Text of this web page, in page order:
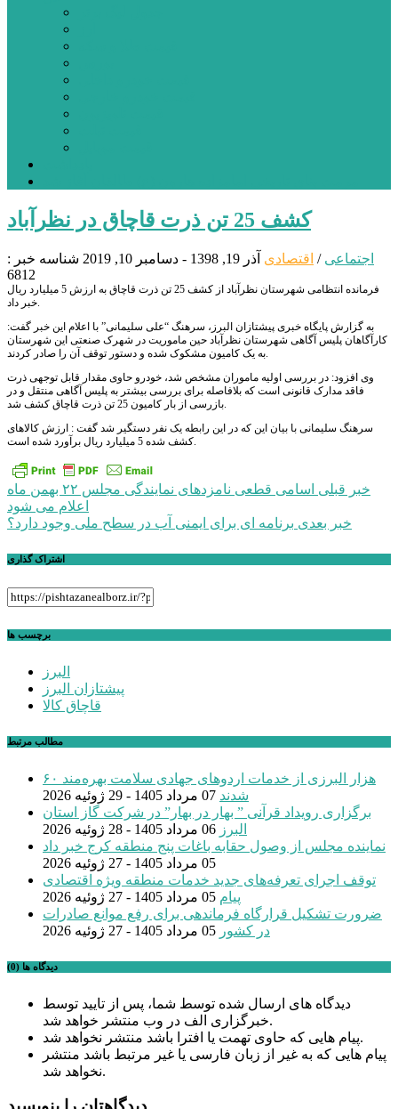
کشف 25 تن ذرت قاچاق در نظرآباد
اجتماعی / اقتصادی آذر 19, 1398 - دسامبر 10, 2019
شناسه خبر :
6812
فرمانده انتظامی شهرستان نظرآباد از کشف 25 تن ذرت قاچاق به ارزش 5 میلیارد ریال
خبر داد.
به گزارش پایگاه خبری پیشتازان البرز، سرهنگ “علی سلیمانی” با اعلام این خبر گفت:
کارآگاهان پلیس آگاهی شهرستان نظرآباد حین ماموریت در شهرک صنعتی این شهرستان
به یک کامیون مشکوک شده و دستور توقف آن را صادر کردند.
وی افزود: در بررسی اولیه ماموران مشخص شد، خودرو حاوی مقدار قابل توجهی ذرت
فاقد مدارک قانونی است که بلافاصله برای بررسی بیشتر به پلیس آگاهی منتقل و در
بازرسی از بار کامیون 25 تن ذرت قاچاق کشف شد.
سرهنگ سلیمانی با بیان این که در این رابطه یک نفر دستگیر شد گفت : ارزش کالاهای
کشف شده 5 میلیارد ریال برآورد شده است.
راهبری
نوشته
خبر قبلی
اسامی قطعی نامزدهای نمایندگی مجلس ۲۲ بهمن ماه
اعلام می شود
خبر بعدی برنامه ای برای ایمنی آب در سطح ملی وجود دارد؟
اشتراک گذاری
برچسب ها
البرز
پیشتازان البرز
قاچاق کالا
مطالب مرتبط
۶۰ هزار البرزی از خدمات اردوهای جهادی سلامت بهره‌مند
شدند 07 مرداد 1405 - 29 ژوئیه 2026
برگزاری رویداد قرآنی ” بهار در بهار” در شرکت گاز استان
البرز 06 مرداد 1405 - 28 ژوئیه 2026
نماینده مجلس از وصول حقابه باغات پنج منطقه کرج خبر داد
05 مرداد 1405 - 27 ژوئیه 2026
توقف اجرای تعرفه‌های جدید خدمات منطقه ویژه اقتصادی
پیام 05 مرداد 1405 - 27 ژوئیه 2026
ضرورت تشکیل قرارگاه فرماندهی برای رفع موانع صادرات
در کشور 05 مرداد 1405 - 27 ژوئیه 2026
دیدگاه ها (0)
دیدگاه های ارسال شده توسط شما، پس از تایید توسط
خبرگزاری الف در وب منتشر خواهد شد.
پیام هایی که حاوی تهمت یا افترا باشد منتشر نخواهد شد.
پیام هایی که به غیر از زبان فارسی یا غیر مرتبط باشد منتشر
نخواهد شد.